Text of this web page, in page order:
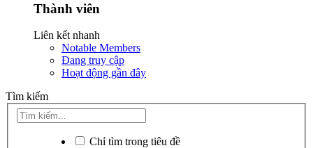
Thành viên
Liên kết nhanh
Notable Members
Đang truy cập
Hoạt động gần đây
Tìm kiếm
Chỉ tìm trong tiêu đề